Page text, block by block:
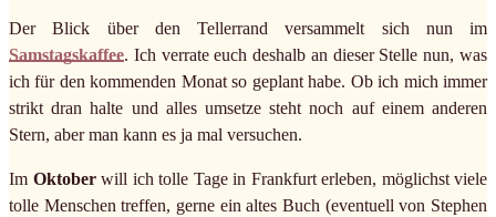
Der Blick über den Tellerrand versammelt sich nun im
Samstagskaffee. Ich verrate euch deshalb an dieser Stelle nun, was
ich für den kommenden Monat so geplant habe. Ob ich mich immer
strikt dran halte und alles umsetze steht noch auf einem anderen
Stern, aber man kann es ja mal versuchen.
Im Oktober will ich tolle Tage in Frankfurt erleben, möglichst viele
tolle Menschen treffen, gerne ein altes Buch (eventuell von Stephen